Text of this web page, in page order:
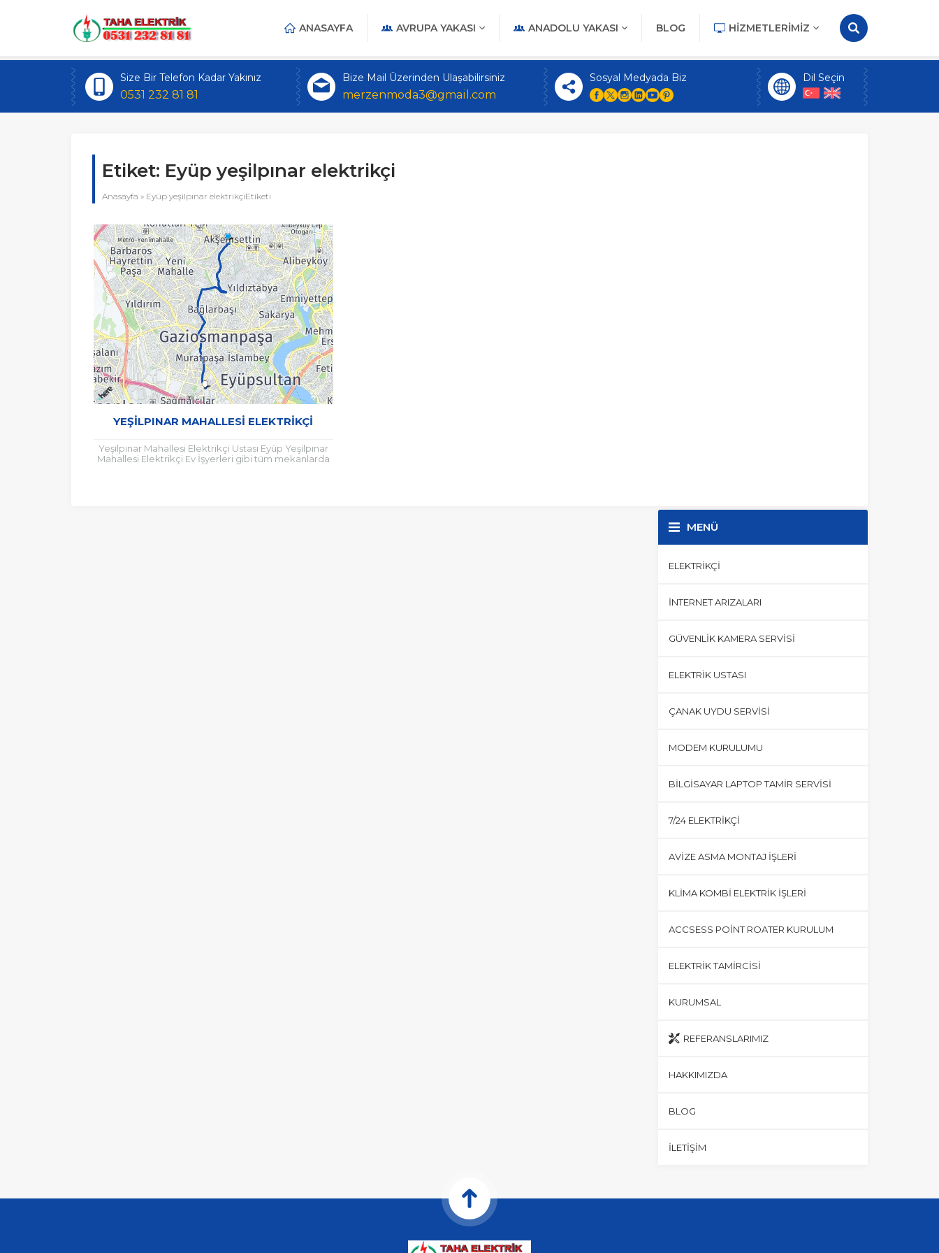
ANASAYFA AVRUPA YAKASI ANADOLU YAKASI BLOG HIZMETLERIMIZ
Size Bir Telefon Kadar Yakınız
0531 232 81 81
Bize Mail Üzerinden Ulaşabilirsiniz
merzenmoda3@gmail.com
Sosyal Medyada Biz Dil Seçin
Etiket: Eyüp yeşilpınar elektrikçi
Anasayfa » Eyüp yeşilpınar elektrikçiEtiketi
YEŞILPINAR MAHALLESI ELEKTRIKÇI
Yeşilpınar Mahallesi Elektrikçi Ustası Eyüp Yeşilpınar
Mahallesi Elektrikçi Ev İşyerleri gibi tüm mekanlarda
MENÜ
ELEKTRIKÇI
İNTERNET ARIZALARI
GÜVENLIK KAMERA SERVISI
ELEKTRIK USTASI
ÇANAK UYDU SERVISI
MODEM KURULUMU
BILGISAYAR LAPTOP TAMIR SERVISI
7/24 ELEKTRIKÇI
AVIZE ASMA MONTAJ İŞLERI
KLIMA KOMBI ELEKTRIK İŞLERI
ACCSESS POINT ROATER KURULUM
ELEKTRIK TAMIRCISI
KURUMSAL
REFERANSLARIMIZ
HAKKIMIZDA
BLOG
İLETIŞIM